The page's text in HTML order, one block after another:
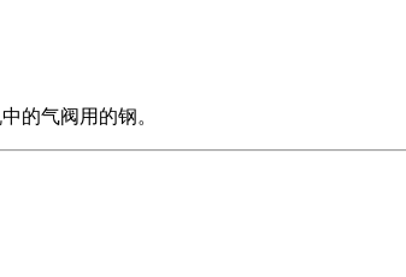
气阀用的钢。